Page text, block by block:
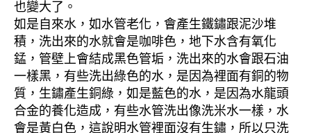
也變大了。
如是自來水，如水管老化，會產生鐵鏽跟泥沙堆
積，洗出來的水就會是咖啡色，地下水含有氧化
錳，管壁上會結成黑色管垢，洗出來的水會跟石油
一樣黑，有些洗出綠色的水，是因為裡面有銅的物
質，生鏽產生銅綠，如是藍色的水，是因為水龍頭
合金的養化造成，有些水管洗出像洗米水一樣，水
會是黃白色，這說明水管裡面沒有生鏽，所以只洗